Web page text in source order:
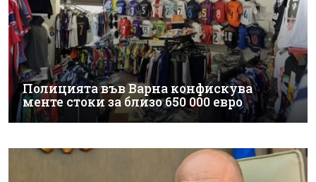
Полицията във Варна конфискува
менте стоки за близо 650 000 евро